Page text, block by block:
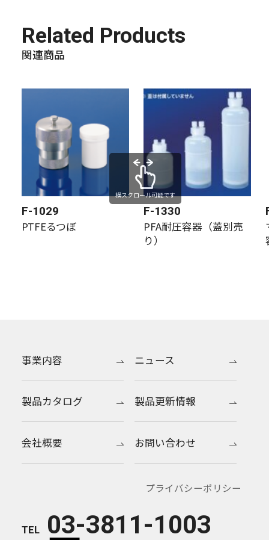
Related Products
関連商品
F-1029
PTFEるつぼ
F-1330
PFA耐圧容器（蓋別売
り）
横スクロール可能です
TEL 03-3811-1003
事業内容
製品カタログ
会社概要
ニュース
製品更新情報
お問い合わせ
プライバシーポリシー